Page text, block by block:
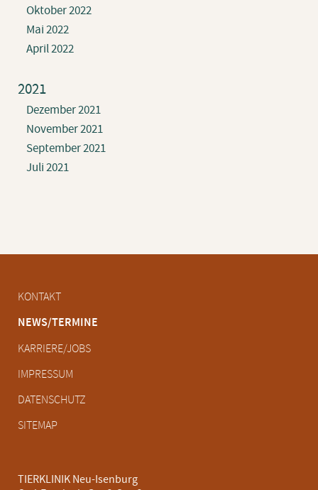
Oktober 2022
Mai 2022
April 2022
2021
Dezember 2021
November 2021
September 2021
Juli 2021
Navigation
KONTAKT
NEWS/TERMINE
KARRIERE/JOBS
IMPRESSUM
DATENSCHUTZ
SITEMAP
TIERKLINIK Neu-Isenburg